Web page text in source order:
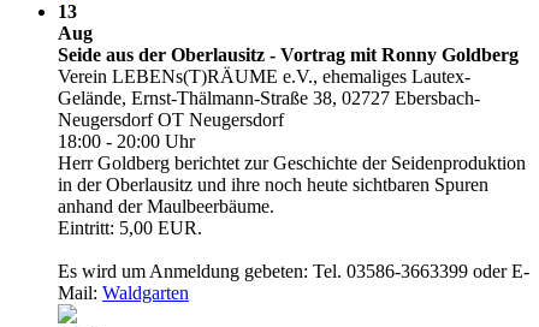
13
Aug
Seide aus der Oberlausitz - Vortrag mit Ronny Goldberg
Verein LEBENs(T)RÄUME e.V., ehemaliges Lautex-
Gelände, Ernst-Thälmann-Straße 38, 02727 Ebersbach-
Neugersdorf OT Neugersdorf
18:00 - 20:00 Uhr
Herr Goldberg berichtet zur Geschichte der Seidenproduktion
in der Oberlausitz und ihre noch heute sichtbaren Spuren
anhand der Maulbeerbäume.
Eintritt: 5,00 EUR.
Es wird um Anmeldung gebeten: Tel. 03586-3663399 oder E-
Mail: Waldgarten